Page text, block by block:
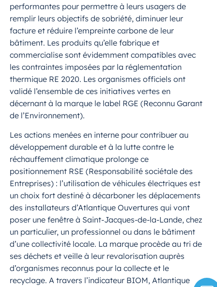
performantes pour permettre à leurs usagers de
remplir leurs objectifs de sobriété, diminuer leur
facture et réduire l’empreinte carbone de leur
bâtiment. Les produits qu’elle fabrique et
commercialise sont évidemment compatibles avec
les contraintes imposées par la réglementation
thermique RE 2020. Les organismes officiels ont
validé l’ensemble de ces initiatives vertes en
décernant à la marque le label RGE (Reconnu Garant
de l’Environnement).
Les actions menées en interne pour contribuer au
développement durable et à la lutte contre le
réchauffement climatique prolonge ce
positionnement RSE (Responsabilité sociétale des
Entreprises) : l’utilisation de véhicules électriques est
un choix fort destiné à décarboner les déplacements
des installateurs d’Atlantique Ouvertures qui vont
poser une fenêtre à Saint-Jacques-de-la-Lande, chez
un particulier, un professionnel ou dans le bâtiment
d’une collectivité locale. La marque procède au tri de
ses déchets et veille à leur revalorisation auprès
d’organismes reconnus pour la collecte et le
recyclage. A travers l’indicateur BIOM, Atlantique